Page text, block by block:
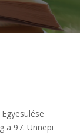
a 97. Ünnepi